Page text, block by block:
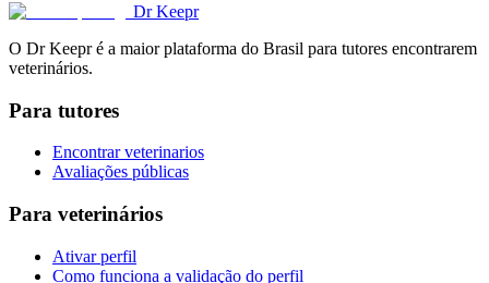
Dr Keepr
O Dr Keepr é a maior plataforma do Brasil para tutores encontrarem
veterinários.
Para tutores
Encontrar veterinarios
Avaliações públicas
Para veterinários
Ativar perfil
Como funciona a validação do perfil